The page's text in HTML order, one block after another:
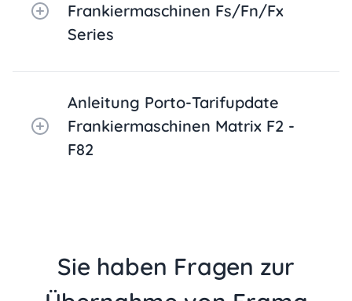
Frankiermaschinen Fs/Fn/Fx
Series
Anleitung Porto-Tarifupdate
Frankiermaschinen Matrix F2 -
F82
Sie haben Fragen zur